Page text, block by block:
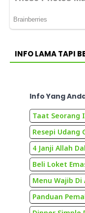
INFO LAMA TAPI
Info Yang
Taat Seorang
Resepi Udang
4 Janji Allah
Beli Loket
Menu Wajib Di
Panduan